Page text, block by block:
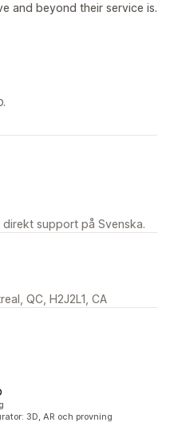
and beyond their service is.
support på Svenska.
QC, H2J2L1, CA
3D, AR och provning